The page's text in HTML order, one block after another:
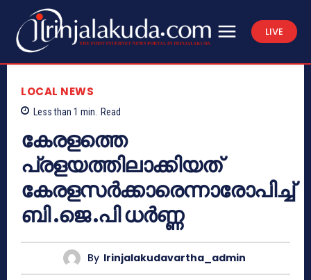
LIVE
LOCAL NEWS
Less than 1 min. Read
കേരളത്തെ
പ്രളയത്തിലാക്കിയത്
കേരളസര്‍ക്കാരെന്നാരോപിച്ച്
ബി .ജെ .പി ധര്‍ണ്ണ
By Irinjalakudavartha_admin